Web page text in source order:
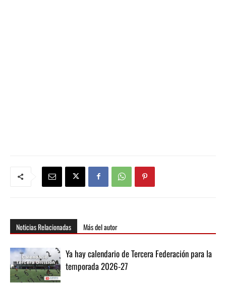
Noticias Relacionadas Más del autor
Ya hay calendario de Tercera Federación para la
temporada 2026-27